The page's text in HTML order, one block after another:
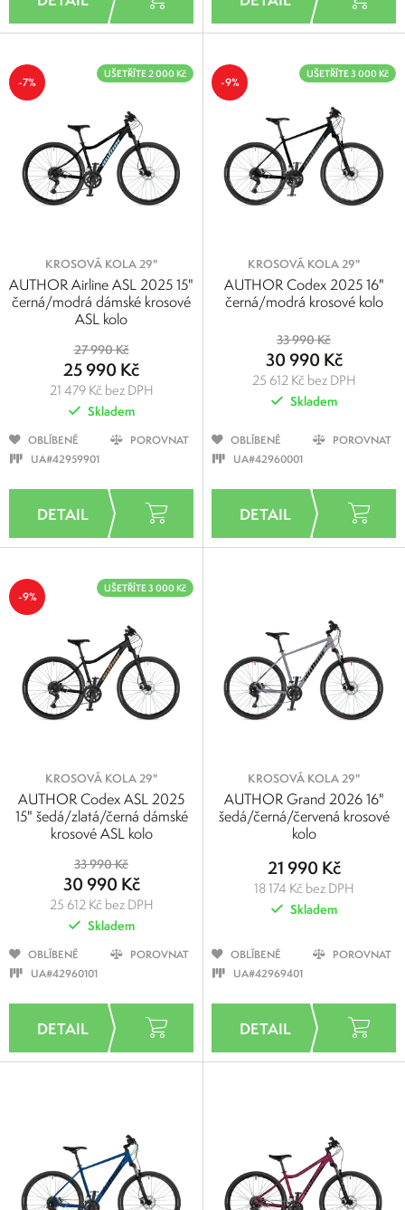
-7%
UŠETŘÍTE 2 000 Kč
KROSOVÁ KOLA 29"
AUTHOR Airline ASL 2025 15"
černá/modrá dámské krosové
ASL kolo
27 990 Kč
25 990 Kč
21 479 Kč bez DPH
Skladem
OBLÍBENÉ
POROVNAT
UA#42959901
-9%
UŠETŘÍTE 3 000 Kč
KROSOVÁ KOLA 29"
AUTHOR Codex 2025 16"
černá/modrá krosové kolo
33 990 Kč
30 990 Kč
25 612 Kč bez DPH
Skladem
OBLÍBENÉ
POROVNAT
UA#42960001
-9%
UŠETŘÍTE 3 000 Kč
KROSOVÁ KOLA 29"
AUTHOR Codex ASL 2025
15" šedá/zlatá/černá dámské
krosové ASL kolo
33 990 Kč
30 990 Kč
25 612 Kč bez DPH
Skladem
OBLÍBENÉ
POROVNAT
UA#42960101
KROSOVÁ KOLA 29"
AUTHOR Grand 2026 16"
šedá/černá/červená krosové
kolo
21 990 Kč
18 174 Kč bez DPH
Skladem
OBLÍBENÉ
POROVNAT
UA#42969401